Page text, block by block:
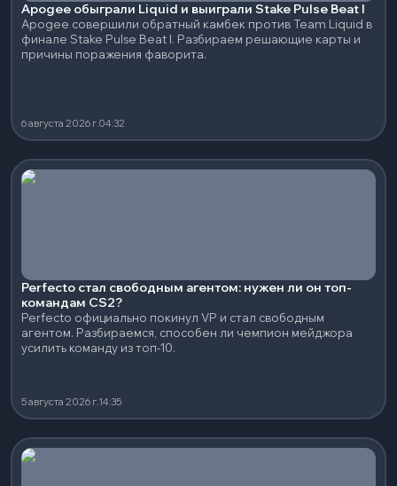
Apogee обыграли Liquid и выиграли Stake Pulse Beat I
Apogee совершили обратный камбек против Team Liquid в
финале Stake Pulse Beat I. Разбираем решающие карты и
причины поражения фаворита.
6 августа 2026 г.04:32
Perfecto стал свободным агентом: нужен ли он топ-
командам CS2?
Perfecto официально покинул VP и стал свободным
агентом. Разбираемся, способен ли чемпион мейджора
усилить команду из топ-10.
5 августа 2026 г.14:35